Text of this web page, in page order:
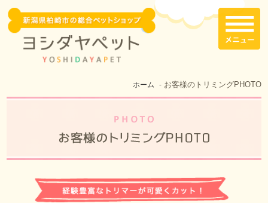
ホーム お客様のトリミングPHOTO